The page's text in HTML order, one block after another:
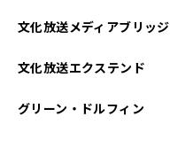
2024年11月
2024年10月
2024年09月
文化放送メディアブリッジ
文化放送エクステンド
グリーン・ドルフィン